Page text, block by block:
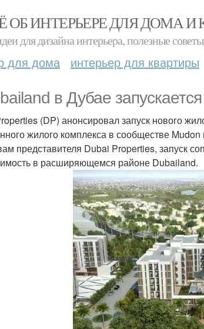
ОБ ИНТЕРЬЕРЕ ДЛЯ ДОМА И
для дизайна интерьера, полезные
для дома интерьер для квартиры
в Дубае
(DP) анонсировал запуск нового
жилого комплекса в сообществе
представителя Dubai Properties, запуск
в расширяющемся районе Dubailand.